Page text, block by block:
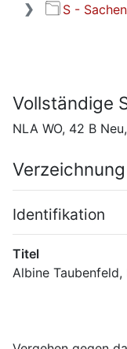
S -
Vollständige
NLA WO, 42 B
Verzeichnung
Identifikation
Titel